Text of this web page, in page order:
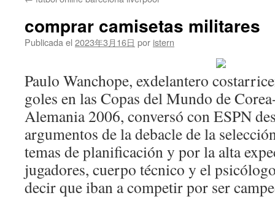
comprar camisetas militares
Publicada el 2023年3月16日 por istern
Paulo Wanchope, exdelantero
goles en las Copas del Mundo de
Alemania 2006, conversó con ESPN
argumentos de la debacle de la
temas de planificación y por la alta
jugadores, cuerpo técnico y el
decir que iban a competir por ser